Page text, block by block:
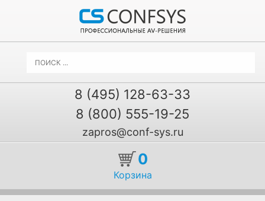
8 (495) 128-63-33
8 (800) 555-19-25
zapros@conf-sys.ru
0
Корзина